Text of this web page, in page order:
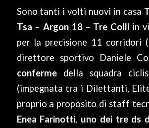
Sono tanti i volti nuovi in casa
Tsa – Argon 18 – Tre Colli in
per la precisione 11 corridori
direttore sportivo Daniele
confermedella squadra
(impegnata tra i Dilettanti,
proprio a proposito di staff
Enea Farinotti, uno dei tre ds